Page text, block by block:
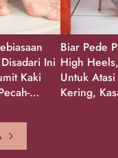
Ini
Kaki
Biar Pede
High
Untuk
Kering,